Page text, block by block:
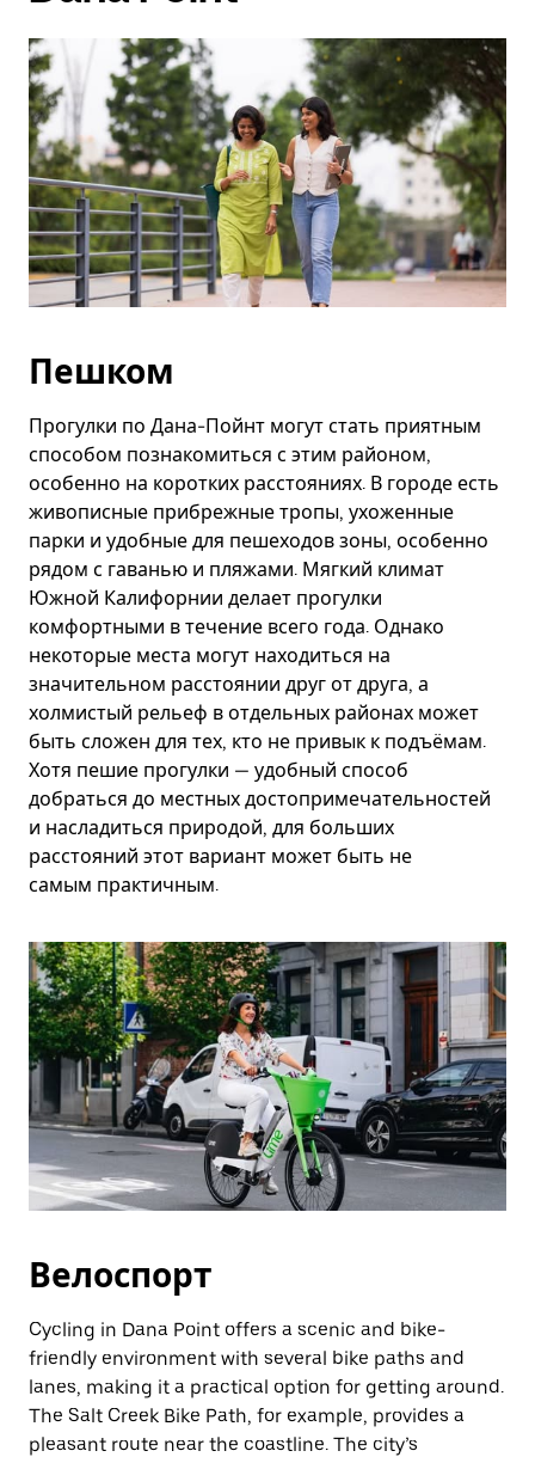
Esc.
Пешком
Прогулки по Дана-Пойнт могут стать приятным
способом познакомиться с этим районом,
особенно на коротких расстояниях. В городе есть
живописные прибрежные тропы, ухоженные
парки и удобные для пешеходов зоны, особенно
рядом с гаванью и пляжами. Мягкий климат
Южной Калифорнии делает прогулки
комфортными в течение всего года. Однако
некоторые места могут находиться на
значительном расстоянии друг от друга, а
холмистый рельеф в отдельных районах может
быть сложен для тех, кто не привык к подъёмам.
Хотя пешие прогулки — удобный способ
добраться до местных достопримечательностей
и насладиться природой, для больших
расстояний этот вариант может быть не
самым практичным.
Велоспорт
Cycling in Dana Point offers a scenic and bike-
friendly environment with several bike paths and
lanes, making it a practical option for getting around.
The Salt Creek Bike Path, for example, provides a
pleasant route near the coastline. The city’s